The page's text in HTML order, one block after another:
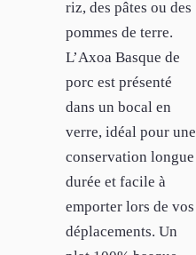
riz, des pâtes ou des
pommes de terre.
L’Axoa Basque de
porc est présenté
dans un bocal en
verre, idéal pour une
conservation longue
durée et facile à
emporter lors de vos
déplacements. Un